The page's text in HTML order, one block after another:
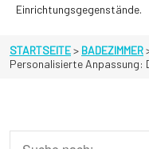
Einrichtungsgegenstände.
STARTSEITE> BADEZIMMER
Personalisierte Anpassung: